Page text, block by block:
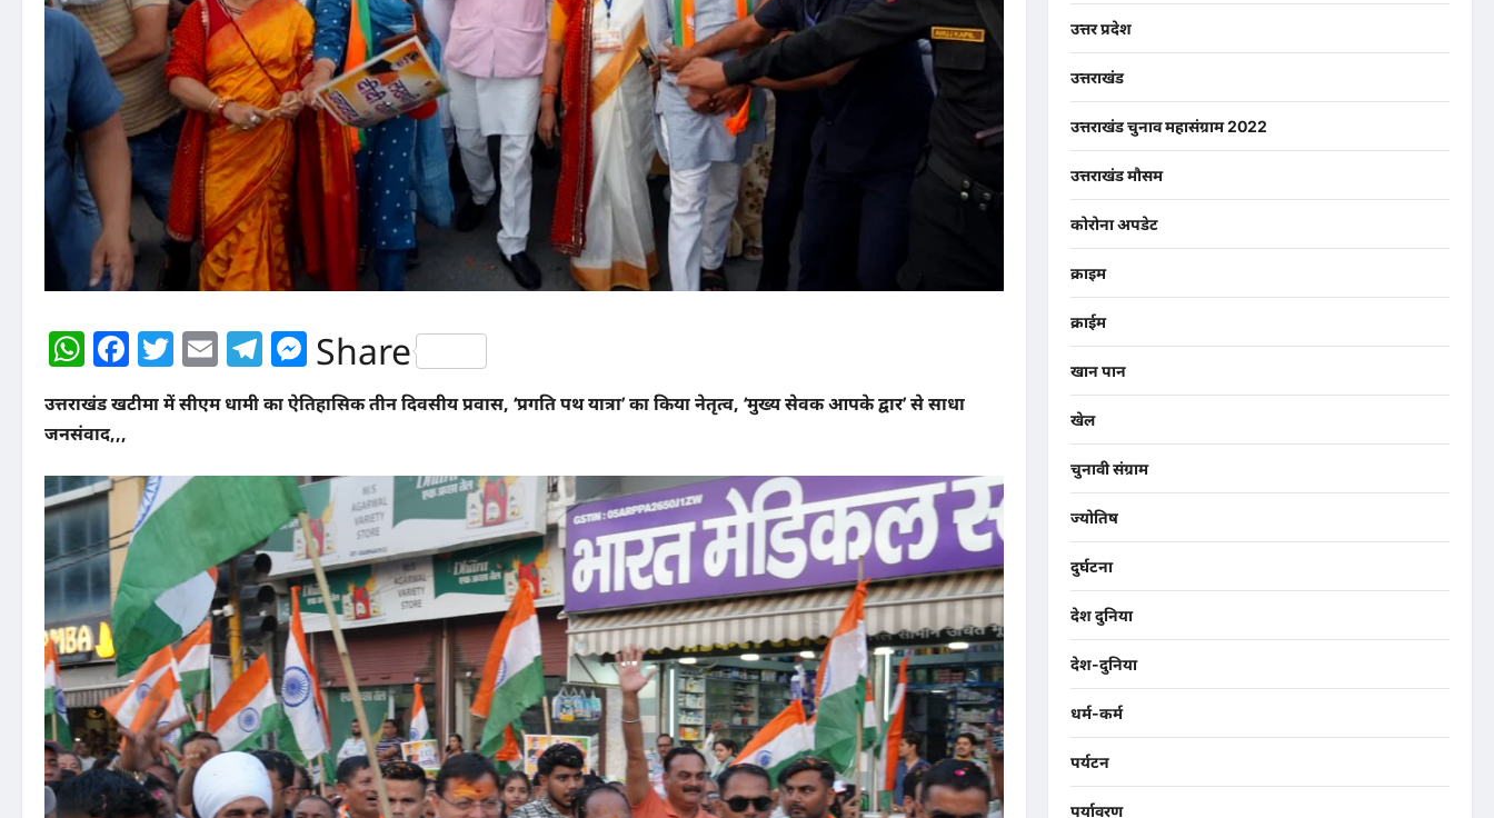
WhatsApp
Facebook
Twitter
EmailTelegram
Messenger
Share
उत्तराखंडखटीमा में सीएम धामी का ऐतिहासिक तीन दिवसीय प्रवास, ‘प्रगति पथ यात्रा’ का किया नेतृत्व, ‘मुख्य सेवक आपके द्वार’ से साधा
जनसंवाद,,,
उत्तर प्रदेश
उत्तराखंड
उत्तराखंड चुनाव महासंग्राम 2022
उत्तराखंड मौसम
कोरोना अपडेट
क्राइम
क्राईम
खान पान
खेल
चुनावी संग्राम
ज्योतिष
दुर्घटना
देश दुनिया
देश-दुनिया
धर्म-कर्म
पर्यटन
पर्यावरण